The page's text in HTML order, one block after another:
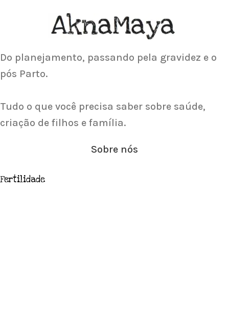
Acupuntura focada para Fertilidade e
Gravidez
Saiba Mais
Do planejamento, passando pela gravidez e o
pós Parto.
Tudo o que você precisa saber sobre saúde,
criação de filhos e família.
Sobre nós
Fertilidade